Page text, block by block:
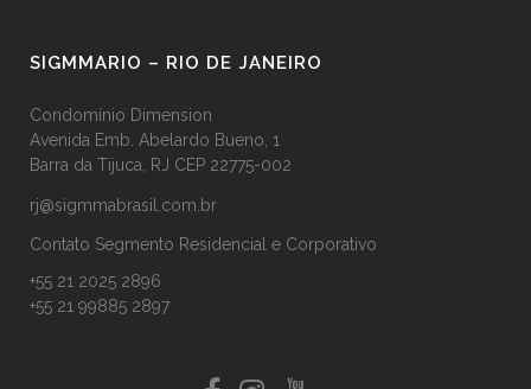
SIGMMARIO – RIO DE JANEIRO
Condomínio Dimension
Avenida Emb. Abelardo Bueno, 1
Barra da Tijuca, RJ CEP 22775-002
rj@sigmmabrasil.com.br
Contato Segmento Residencial e Corporativo
+55 21 2025 2896
+55 21 99885 2897